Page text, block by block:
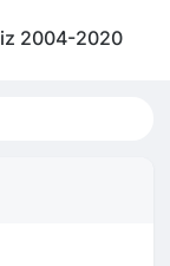
2004-2020